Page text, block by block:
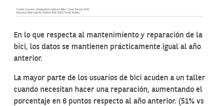
En lo que respecta al mantenimiento y reparación de la
bici, los datos se mantienen prácticamente igual al año
anterior.
La mayor parte de los usuarios de bici acuden a un taller
cuando necesitan hacer una reparación, aumentando el
porcentaje en 6 puntos respecto al año anterior. (51% vs